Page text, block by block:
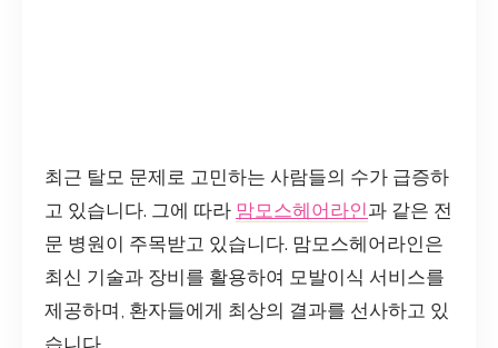
최근 탈모 문제로 고민하는 사람들의 수가 급증하
고 있습니다. 그에 따라 맘모스헤어라인과 같은 전
문 병원이 주목받고 있습니다. 맘모스헤어라인은
최신 기술과 장비를 활용하여 모발이식 서비스를
제공하며, 환자들에게 최상의 결과를 선사하고 있
습니다.